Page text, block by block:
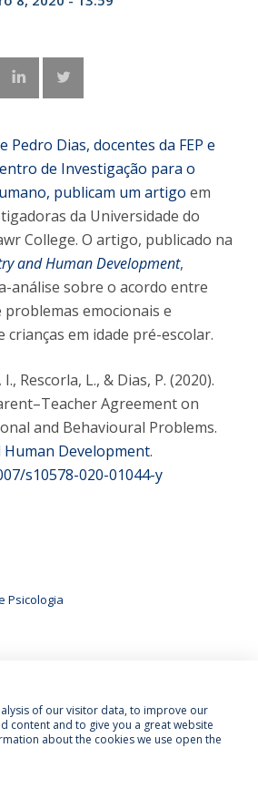
Pedro Dias, docentes da FEP e
de Investigação para o
publicam um artigo em
da Universidade do
College. O artigo, publicado na
and Human Development,
análise sobre o acordo entre
emocionais e
em idade pré-escolar.
Rescorla, L., & Dias, P. (2020).
Agreement on
and Behavioural Problems.
Human Development.
s10578-020-01044-y
Psicologia
Termos & Condições
of our visitor data, to improve our
content and to give you a great website
about the cookies we use open the